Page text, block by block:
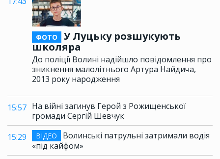
ФОТО
У Луцьку розшукують
школяра
До поліції Волині надійшло повідомлення про
зникнення малолітнього Артура Найдича,
2013 року народження
15:57 На війні загинув Герой з Рожищенської
громади Сергій Шевчук
15:29
ВІДЕО
Волинські патрульні затримали водія
«під кайфом»